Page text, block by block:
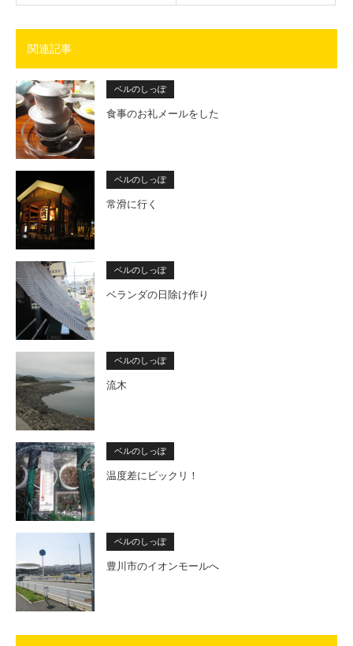
関連記事
ベルのしっぽ
食事のお礼メールをした
ベルのしっぽ
常滑に行く
ベルのしっぽ
ベランダの日除け作り
ベルのしっぽ
流木
ベルのしっぽ
温度差にビックリ！
ベルのしっぽ
豊川市のイオンモールへ